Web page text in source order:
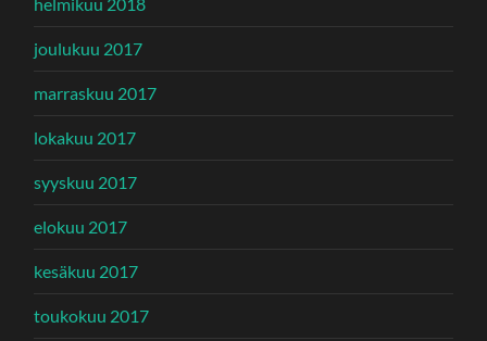
helmikuu 2018
joulukuu 2017
marraskuu 2017
lokakuu 2017
syyskuu 2017
elokuu 2017
kesäkuu 2017
toukokuu 2017